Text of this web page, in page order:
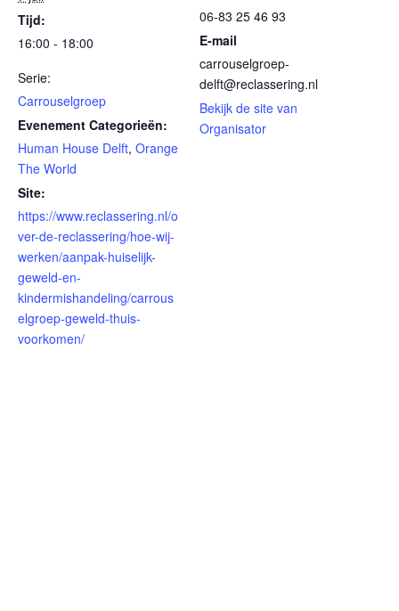
Tijd:
16:00 - 18:00
Serie:
Carrouselgroep
Evenement Categorieën:
Human House Delft, Orange
The World
Site:
https://www.reclassering.nl/o
ver-de-reclassering/hoe-wij-
werken/aanpak-huiselijk-
geweld-en-
kindermishandeling/carrous
elgroep-geweld-thuis-
voorkomen/
06-83 25 46 93
E-mail
carrouselgroep-
delft@reclassering.nl
Bekijk de site van
Organisator